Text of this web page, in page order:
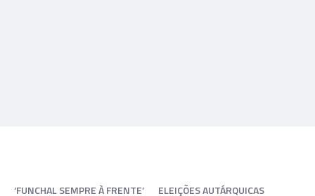
‘FUNCHAL SEMPRE À FRENTE’ ELEIÇÕES AUTÁRQUICAS